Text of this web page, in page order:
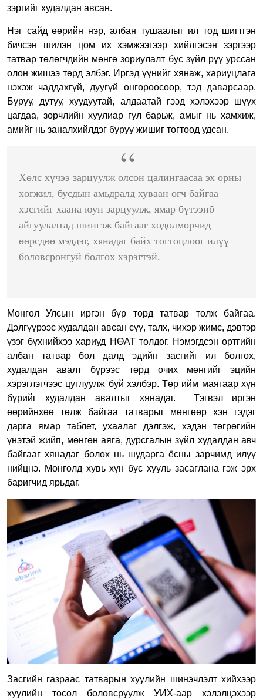
зэргийг худалдан авсан.
Нэг сайд өөрийн нэр, албан тушаалыг ил тод шигтгэн
бичсэн шилэн цом их хэмжээгээр хийлгэсэн зэргээр
татвар төлөгчдийн мөнгө зориулалт бус зүйл рүү урссан
олон жишээ төрд элбэг. Иргэд үүнийг хянаж, хариуцлага
нэхэж чаддахгүй, дуугүй өнгөрөөсөөр, тэд даварсаар.
Буруу, дутуу, хуудуутай, алдаатай гээд хэлэхээр шүүх
цагдаа, зөрчлийн хуулиар гул барьж, амыг нь хамхиж,
амийг нь заналхийлдэг буруу жишиг тогтоод удсан.
Хөлс хүчээ зарцуулж олсон цалингаасаа эх орны
хөгжил, бусдын амьдралд хуваан өгч байгаа
хэсгийг хаана юун зарцуулж, ямар бүтээнб
айгуулалтад шингэж байгааг хөдөлмөрчид
өөрсдөө мэддэг, хянадаг байх тогтоцлоог илүү
боловсронгуй болгох хэрэгтэй.
Монгол Улсын иргэн бүр төрд татвар төлж байгаа.
Дэлгүүрээс худалдан авсан сүү, талх, чихэр жимс, дэвтэр
үзэг бүхнийхээ хариуд НӨАТ төлдөг. Нэмэгдсэн өртгийн
албан татвар бол далд эдийн засгийг ил болгох,
худалдан авалт бүрээс төрд очих мөнгийг эцийн
хэрэглэгчээс цуглуулж буй хэлбэр. Төр ийм маягаар хүн
бүрийг худалдан авалтыг хянадаг. Тэгвэл иргэн
өөрийнхөө төлж байгаа татварыг мөнгөөр хэн гэдэг
дарга ямар таблет, ухаалаг дэлгэж, хэдэн төгрөгийн
үнэтэй жийп, мөнгөн аяга, дурсгалын зүйл худалдан авч
байгааг хянадаг болох нь шударга ёсны зарчимд илүү
нийцнэ. Монголд хувь хүн бус хууль засаглана гэж эрх
баригчид ярьдаг.
Засгийн газраас татварын хуулийн шинэчлэлт хийхээр
хуулийн төсөл боловсруулж УИХ-аар хэлэлцэхээр